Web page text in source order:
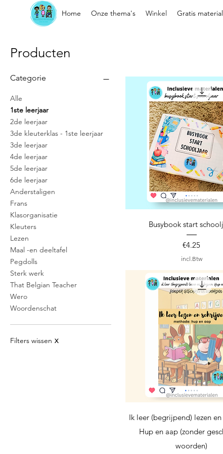
Home Onze thema's Winkel Gratis
Producten
Categorie
Alle
1ste leerjaar
2de leerjaar
3de kleuterklas - 1ste leerjaar
3de leerjaar
4de leerjaar
5de leerjaar
6de leerjaar
Anderstaligen
Frans
Klasorganisatie
Kleuters
Lezen
Maal -en deeltafel
Pegdolls
Sterk werk
That Belgian Teacher
Wero
Woordenschat
Filters wissen X
Snel overzicht
Busybook start
Prijs
€4.25
incl.Btw
Snel overzicht
Ik leer (begrijpend) lezen en
Hup en aap (zonder
woorden)